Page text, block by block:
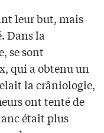
leur but, mais
Dans la
se sont
qui a obtenu un
la crâniologie,
ont tenté de
était plus